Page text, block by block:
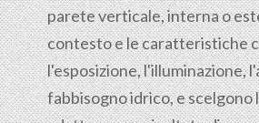
parete verticale, interna o
contesto e le caratteristiche
l'esposizione, l'illuminazione,
fabbisogno idrico, e scelgono